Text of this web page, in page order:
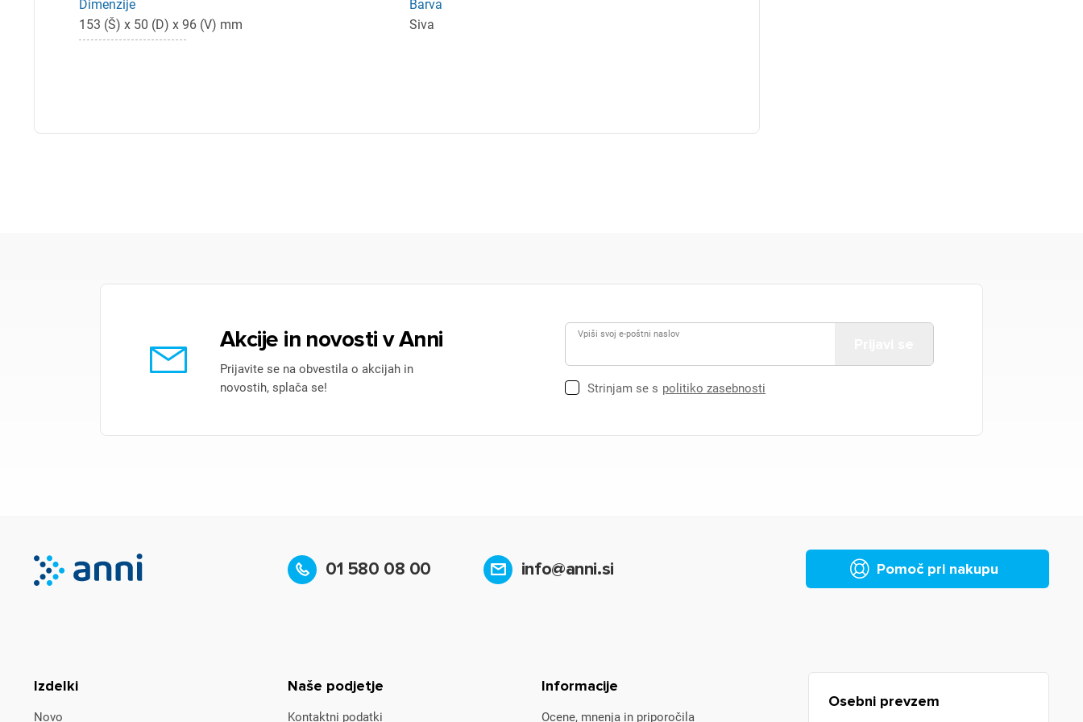
Dimenzije
153 (Š) x 50 (D) x 96 (V) mm
Barva
Siva
Akcije in novosti v Anni
Prijavite se na obvestila o akcijah in
novostih, splača se!
Vpiši svoj e-poštni naslov
Strinjam se s politiko zasebnosti
01 580 08 00 info@anni.si Pomoč pri nakupu
Izdelki
Novo
Naše podjetje
Kontaktni podatki
Informacije
Ocene, mnenja in priporočila
Osebni prevzem